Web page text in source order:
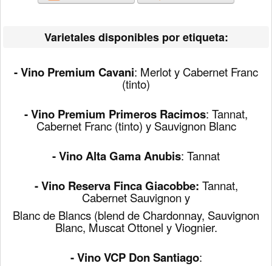
Varietales disponibles por etiqueta:
- Vino Premium Cavani: Merlot y Cabernet Franc
(tinto)
- Vino Premium Primeros Racimos: Tannat,
Cabernet Franc (tinto) y Sauvignon Blanc
-Vino Alta GamaAnubis: Tannat
- Vino Reserva Finca Giacobbe: Tannat,
Cabernet Sauvignon y
Blanc de Blancs (blend de Chardonnay, Sauvignon
Blanc, Muscat Ottonel y Viognier.
- Vino VCP Don Santiago: